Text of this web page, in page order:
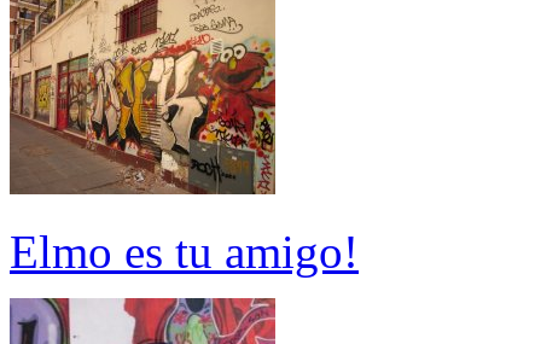
Elmo es tu amigo!